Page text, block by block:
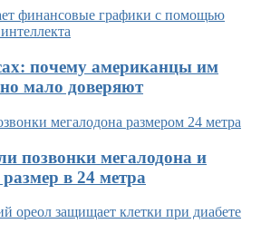
почему американцы им
мало доверяют
позвонки мегалодона и
в 24 метра